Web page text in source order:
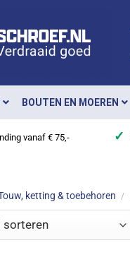
BOUTEN EN MOEREN
vanaf € 75,- ✓
ketting & toebehoren /